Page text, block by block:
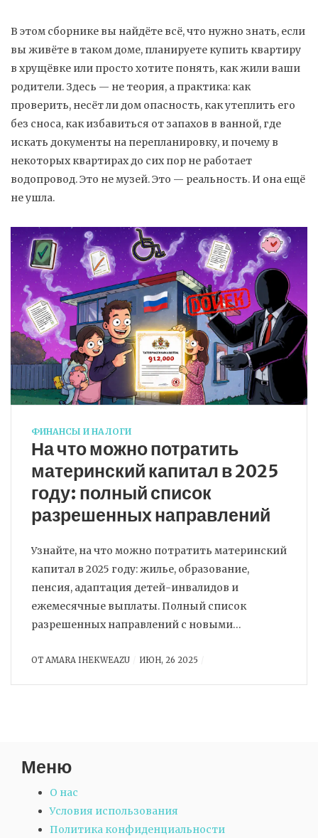
В этом сборнике вы найдёте всё, что нужно знать, если
вы живёте в таком доме, планируете купить квартиру
в хрущёвке или просто хотите понять, как жили ваши
родители. Здесь — не теория, а практика: как
проверить, несёт ли дом опасность, как утеплить его
без сноса, как избавиться от запахов в ванной, где
искать документы на перепланировку, и почему в
некоторых квартирах до сих пор не работает
водопровод. Это не музей. Это — реальность. И она ещё
не ушла.
ФИНАНСЫ И НАЛОГИ
На что можно потратить
материнский капитал в 2025
году: полный список
разрешенных направлений
Узнайте, на что можно потратить материнский
капитал в 2025 году: жилье, образование,
пенсия, адаптация детей-инвалидов и
ежемесячные выплаты. Полный список
разрешенных направлений с новыми
ОТ AMARA IHEKWEAZU ИЮН, 26 2025
Меню
О нас
Условия использования
Политика конфиденциальности